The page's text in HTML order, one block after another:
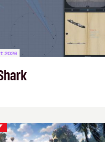
2026